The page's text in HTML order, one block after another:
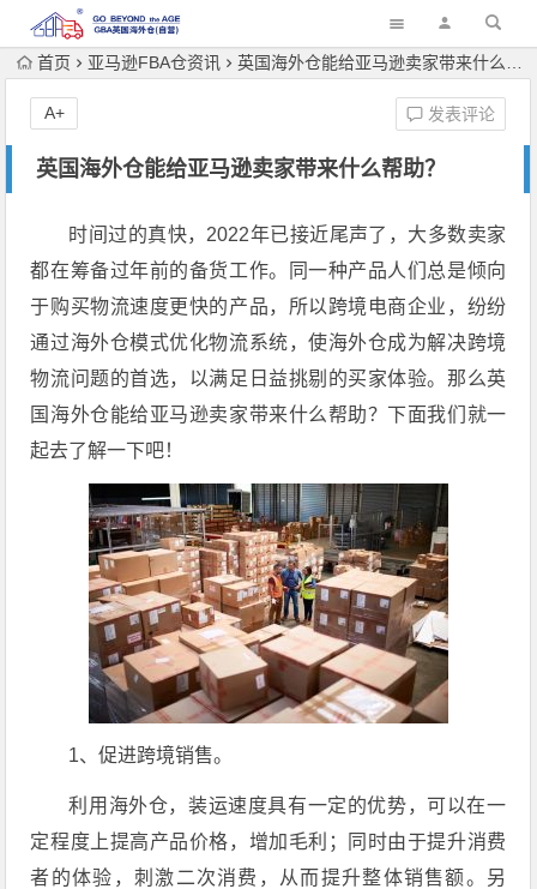
首页 亚马逊FBA仓资讯 英国海外仓能给亚马逊卖家带来什么帮助？
英国海外仓能给亚马逊卖家带来什么帮助？
发表评论
A+
时间过的真快，2022年已接近尾声了，大多数卖家
都在筹备过年前的备货工作。同一种产品人们总是倾向
于购买物流速度更快的产品，所以跨境电商企业，纷纷
通过海外仓模式优化物流系统，使海外仓成为解决跨境
物流问题的首选，以满足日益挑剔的买家体验。那么英
国海外仓能给亚马逊卖家带来什么帮助？下面我们就一
起去了解一下吧！
1、促进跨境销售。
利用海外仓，装运速度具有一定的优势，可以在一
定程度上提高产品价格，增加毛利；同时由于提升消费
者的体验，刺激二次消费，从而提升整体销售额。另